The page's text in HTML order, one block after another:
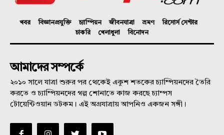
খবর বিজ্ঞানপ্রযুক্তি চ্যাম্পিয়ন জীবনযাত্রা ভ্রমণ
রিসোর্স সেন্টার
চাকরি
খেলাধুলা বিনোদন
আমাদের সম্পর্কে
২০১০ সালে যাত্রা শুরুর পর থেকেই একুশ শতকের চ্যাম্পিয়নদের তৈরি
করতে ও চ্যাম্পিয়নদের গল্প শোনাতে কাজ করছে চ্যাম্পস
টোয়েন্টিওয়ান ডটকম। এই অগ্রযাত্রায় আপনিও একজন সঙ্গী।